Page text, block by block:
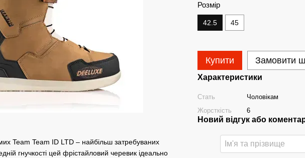
Team Team ID LTD – найбільш затребуваних
гнучкості цей фрістайловий черевик ідеально
Розмір
42.5 45
Купити Замовити
Характеристики
Стать
Чоловікам
Жорсткість
6
Новий відгук або